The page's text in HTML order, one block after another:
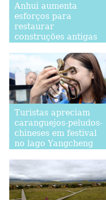
Anhui aumenta
esforços para
restaurar
construções antigas
Turistas apreciam
caranguejos-peludos-
chineses em festival
no lago Yangcheng